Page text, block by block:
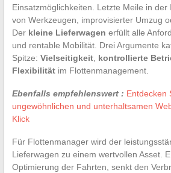
Einsatzmöglichkeiten. Letzte Meile in
von Werkzeugen, improvisierter Umzug
Der kleine Lieferwagen erfüllt alle
und rentable Mobilität. Drei Argumente
Spitze: Vielseitigkeit, kontrollierte
Flexibilitätim Flottenmanagement.
Ebenfalls empfehlenswert : Entdecken
ungewöhnlichen und unterhaltsamen
Klick
Für Flottenmanager wird der
Lieferwagen zu einem wertvollen Asset.
Optimierung der Fahrten, senkt den